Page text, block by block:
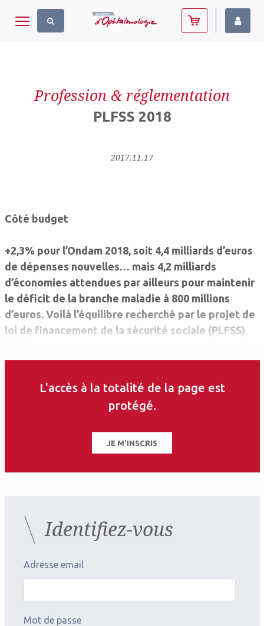
Toggle navigation
Profession & réglementation
PLFSS 2018
2017.11.17
Côté budget
+2,3% pour l’Ondam 2018, soit 4,4 milliards d’euros
de ­dépenses nouvelles… mais 4,2 milliards
d’économies ­atten­dues par ailleurs pour maintenir
le déficit de la branche ­maladie à 800 millions
d’euros. Voilà l’équilibre recherché par le projet de
loi de financement de la sécurité sociale (PLFSS)
L'accès à la totalité de la page est
protégé.
JE M'INSCRIS
Identifiez-vous
Adresse email
Mot de passe
Panneau de gestion des cookies